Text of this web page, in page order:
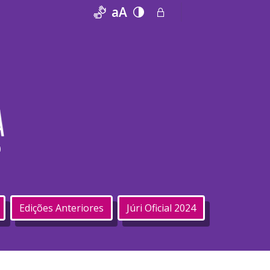
aA
Edições Anteriores Júri Oficial 2024